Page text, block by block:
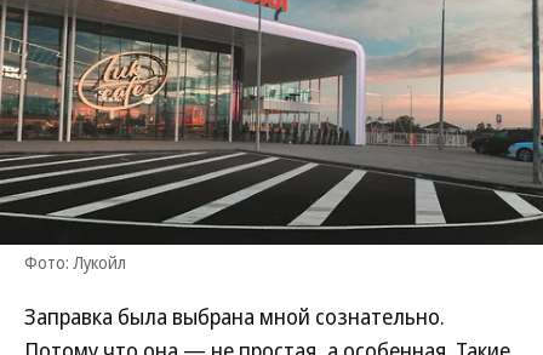
Фото: Лукойл
Заправка была выбрана мной сознательно.